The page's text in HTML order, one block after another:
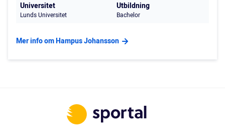
Universitet
Lunds Universitet
Utbildning
Bachelor
Mer info om Hampus Johansson